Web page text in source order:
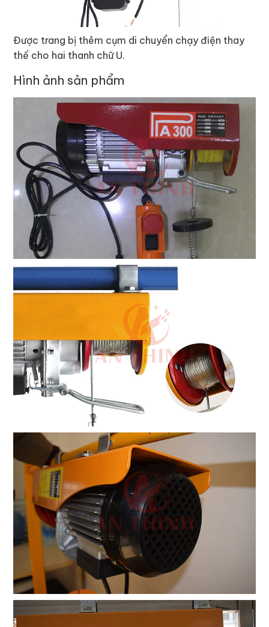
Được trang bị thêm cụm di chuyển chạy điện thay
thế cho hai thanh chữ U.
Hình ảnh sản phẩm